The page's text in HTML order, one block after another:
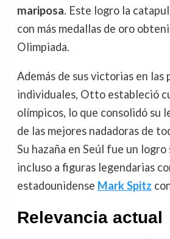
mariposa. Este logro la
con más medallas de oro
Olimpiada.
Además de sus victorias en las
individuales, Otto estableció
olímpicos, lo que consolidó su
de las mejores nadadoras de
Su hazaña en Seúl fue un
incluso a figuras legendarias
estadounidense Mark Spitz
Relevancia actual